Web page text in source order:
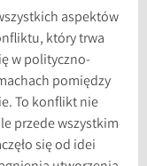
aspektów
który trwa
w polityczno-
pomiędzy
To konflikt nie
przede wszystkim
się od idei